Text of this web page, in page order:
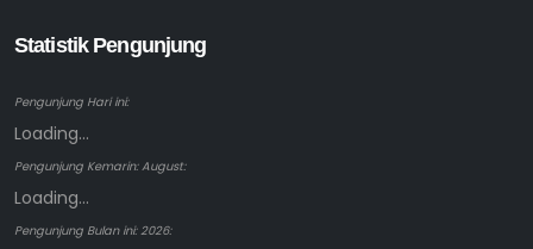
Statistik Pengunjung
Pengunjung Hari ini:
Loading...
Pengunjung Kemarin: August:
Loading...
Pengunjung Bulan ini: 2026: